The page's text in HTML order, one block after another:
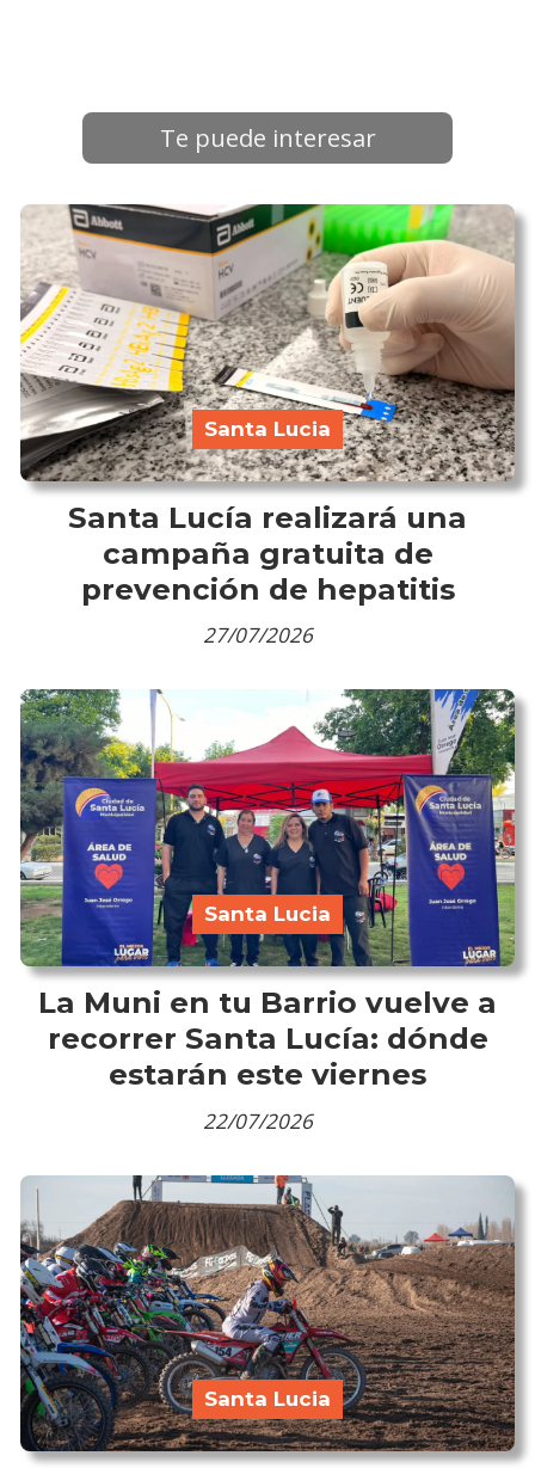
Te puede interesar
Santa Lucía realizará una
campaña gratuita de
prevención de hepatitis
Santa Lucia
27/07/2026
La Muni en tu Barrio vuelve a
recorrer Santa Lucía: dónde
estarán este viernes
Santa Lucia
22/07/2026
Santa Lucia